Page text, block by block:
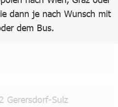
dann je nach Wunsch mit
dem Bus.